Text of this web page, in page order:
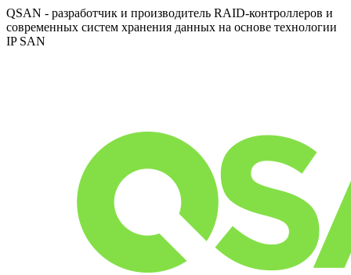
QSAN - разработчик и производитель RAID-контроллеров и
современных систем хранения данных на основе технологии
IP SAN